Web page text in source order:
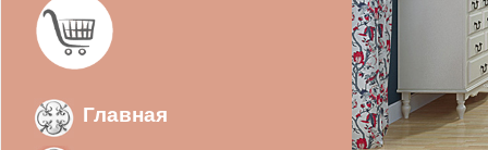
Главная